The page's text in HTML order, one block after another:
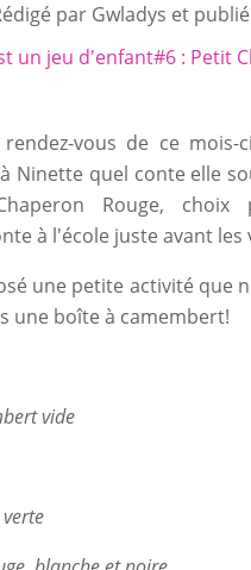
par Gwladys et
vous de ce
Ninette quel conte elle
Rouge, choix
à l'école juste avant les
une petite activité que
une boîte à camembert!
vide